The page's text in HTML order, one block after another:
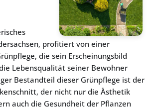
profitiert von einer
die sein Erscheinungsbild
Lebensqualität seiner Bewohner
Bestandteil dieser Grünpflege ist der
der nicht nur die Ästhetik
auch die Gesundheit der Pflanzen